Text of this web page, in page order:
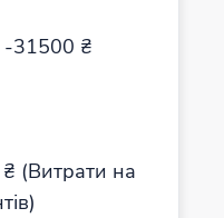
-31500 ₴
(Витрати на